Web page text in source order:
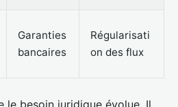
Garanties
bancaires
Régularisati
on des flux
le besoin juridique évolue. Il